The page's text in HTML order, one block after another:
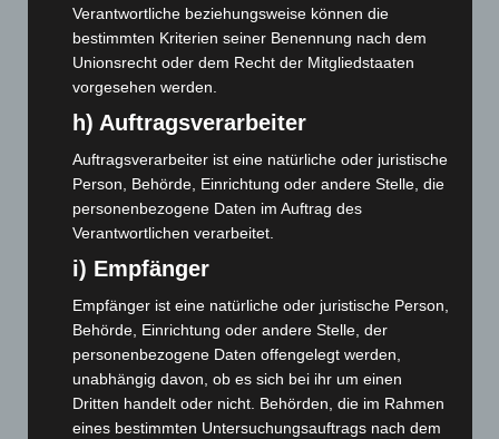
September 2024(112)
August 2024(107)
Juli 2024(89)
Juni 2024(107)
Mai 2024(149)
April 2024(102)
März 2024
(103)
Februar 2024
(103)
Dezember 2023(130)
November 2023(130)
Oktober 2023(114)
September 2023(133)
Verantwortliche beziehungsweise können die
bestimmten Kriterien seiner Benennung nach dem
Unionsrecht oder dem Recht der Mitgliedstaaten
vorgesehen werden.
h) Auftragsverarbeiter
Auftragsverarbeiter ist eine natürliche oder juristische
Person, Behörde, Einrichtung oder andere Stelle, die
personenbezogene Daten im Auftrag des
Verantwortlichen verarbeitet.
i) Empfänger
Empfänger ist eine natürliche oder juristische Person,
Behörde, Einrichtung oder andere Stelle, der
personenbezogene Daten offengelegt werden,
unabhängig davon, ob es sich bei ihr um einen
Dritten handelt oder nicht. Behörden, die im Rahmen
eines bestimmten Untersuchungsauftrags nach dem